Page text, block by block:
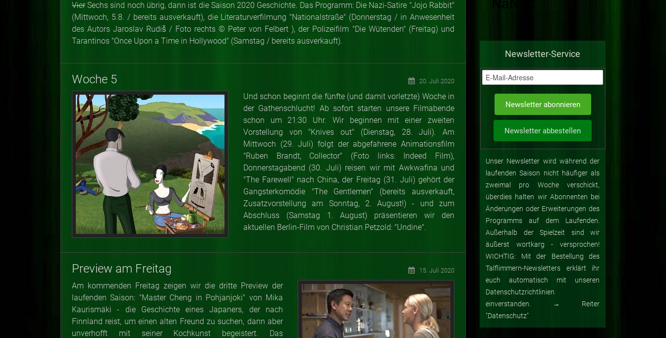
VierSechs sind noch übrig, dann ist die Saison 2020 Geschichte. Das Programm: Die Nazi-Satire "Jojo Rabbit"
(Mittwoch, 5.8. / bereits ausverkauft), die Literaturverfilmung "Nationalstraße" (Donnerstag / in Anwesenheit
des Autors Jaroslav Rudiš / Foto rechts © Peter von Felbert ), der Polizeifilm "Die Wütenden" (Freitag) und
Tarantinos "Once Upon a Time in Hollywood" (Samstag / bereits ausverkauft).
Woche 5 20. Juli 2020
Und schon beginnt die fünfte (und damit vorletzte) Woche in
der Gathenschlucht! Ab sofort starten unsere Filmabende
schon um 21:30 Uhr. Wir beginnen mit einer zweiten
Vorstellung von "Knives out" (Dienstag, 28. Juli). Am
Mittwoch (29. Juli) folgt der abgefahrene Animationsfilm
"Ruben Brandt, Collector" (Foto links: Indeed Film),
Donnerstagabend (30. Juli) reisen wir mit Awkwafina und
"The Farewell" nach China, der Freitag (31. Juli) gehört der
Gangsterkomödie "The Gentlemen" (bereits ausverkauft,
Zusatzvorstellung am Sonntag, 2. August!) - und zum
Abschluss (Samstag 1. August) präsentieren wir den
aktuellen Berlin-Film von Christian Petzold: "Undine".
Preview am Freitag 15. Juli 2020
Am kommenden Freitag zeigen wir die dritte Preview der
laufenden Saison: "Master Cheng in Pohjanjoki" von Mika
Kaurismäki - die Geschichte eines Japaners, der nach
Finnland reist, um einen alten Freund zu suchen, dann aber
unverhofft mit seiner Kochkunst begeistert. Das
Newsletter-Service
Unser Newsletter wird während der
laufenden Saison nicht häufiger als
zweimal pro Woche verschickt,
überdies halten wir Abonnenten bei
Änderungen oder Erweiterungen des
Programms auf dem Laufenden.
Außerhalb der Spielzeit sind wir
äußerst wortkarg - versprochen!
WICHTIG: Mit der Bestellung des
Talflimmern-Newsletters erklärt ihr
euch automatisch mit unseren
Datenschutzrichtlinien
einverstanden. → Reiter
"Datenschutz"